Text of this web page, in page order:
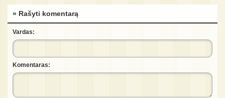
» Rašyti komentarą
Vardas:
Komentaras: